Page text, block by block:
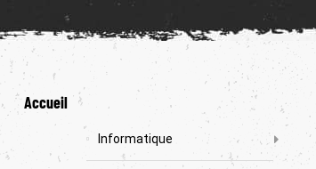
Accueil
Informatique